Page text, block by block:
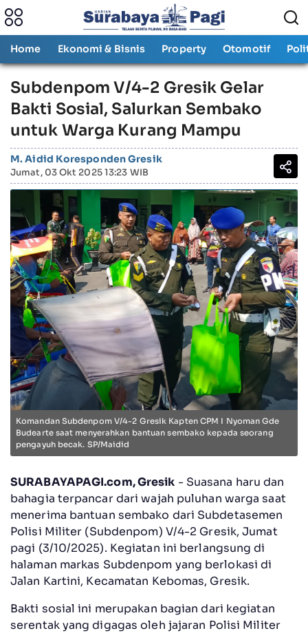
Home Ekonomi & Bisnis Property Otomotif
Subdenpom V/4-2 Gresik Gelar
Bakti Sosial, Salurkan Sembako
untuk Warga Kurang Mampu
M. Aidid Koresponden Gresik
Jumat, 03 Okt 2025 13:23 WIB
Komandan Subdenpom V/4-2 Gresik Kapten CPM I Nyoman Gde
Budearte saat menyerahkan bantuan sembako kepada seorang
pengayuh becak. SP/Maidid
SURABAYAPAGI.com, Gresik - Suasana haru dan
bahagia terpancar dari wajah puluhan warga saat
menerima bantuan sembako dari Subdetasemen
Polisi Militer (Subdenpom) V/4-2 Gresik, Jumat
pagi (3/10/2025). Kegiatan ini berlangsung di
halaman markas Subdenpom yang berlokasi di
Jalan Kartini, Kecamatan Kebomas, Gresik.
Bakti sosial ini merupakan bagian dari kegiatan
serentak yang digagas oleh jajaran Polisi Militer